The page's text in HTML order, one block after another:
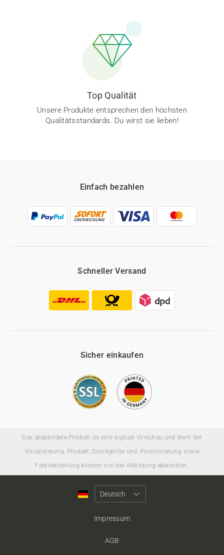
Top Qualität
Unsere Produkte entsprechen den höchsten
Qualitätsstandards. Du wirst sie lieben!
Einfach bezahlen
Schneller Versand
Sicher einkaufen
Das abgebildete Produkt ist eine digitale Vorschau und dient der
Visualisierung. Produkt, Druckgröße und -Positionierung sowie
Farbdarstellung können von der Abbildung abweichen.
Impressum
AGB